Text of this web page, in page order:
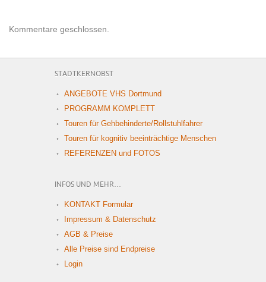
Kommentare geschlossen.
STADTKERNOBST
ANGEBOTE VHS Dortmund
PROGRAMM KOMPLETT
Touren für Gehbehinderte/Rollstuhlfahrer
Touren für kognitiv beeinträchtige Menschen
REFERENZEN und FOTOS
INFOS UND MEHR…
KONTAKT Formular
Impressum & Datenschutz
AGB & Preise
Alle Preise sind Endpreise
Login